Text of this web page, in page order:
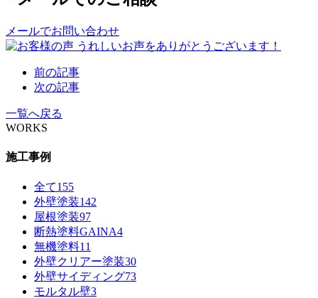
メールでお問い合わせ
前の記事
次の記事
一覧へ戻る
WORKS
施工事例
全て155
外壁塗装142
屋根塗装97
断熱塗料GAINA4
無機塗料11
外壁クリアー塗装30
外壁サイディング73
モルタル壁3